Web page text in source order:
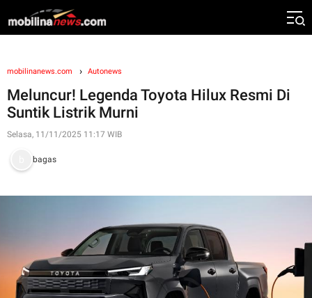
mobilinanews.com Autonews
Meluncur! Legenda Toyota Hilux Resmi Di
Suntik Listrik Murni
Selasa, 11/11/2025 11:17 WIB
bagas